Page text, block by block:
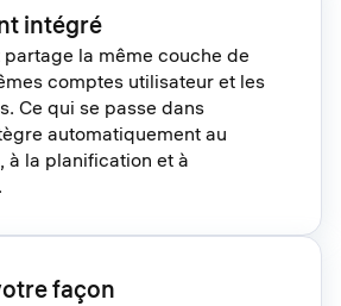
intégré
la même couche de
comptes utilisateur et les
Ce qui se passe dans
automatiquement au
à la planification et à
façon